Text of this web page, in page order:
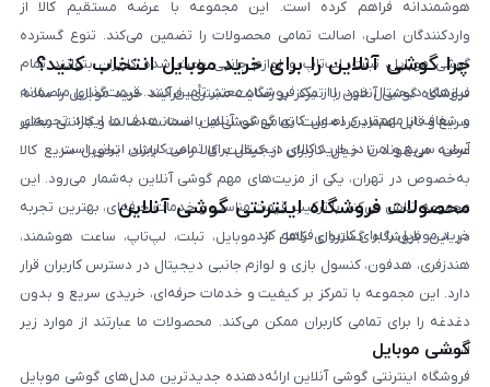
هوشمندانه فراهم کرده است. این مجموعه با عرضه مستقیم کالا از
واردکنندگان اصلی، اصالت تمامی محصولات را تضمین می‌کند. تنوع گسترده
گوشی موبایل، تبلت، لپ‌تاپ و لوازم جانبی باعث شده کاربران بتوانند تمام
نیازهای دیجیتال خود را از یک فروشگاه معتبر تأمین کنند. قیمت‌گذاری منصفانه
و شفاف از مهم‌ترین اصول کاری گوشی آنلاین است. هدف ما ایجاد تجربه‌ای
آسان، سریع و امن در خرید کالای دیجیتال برای تمامی کاربران ایرانی است.
چرا گوشی آنلاین را برای خرید موبایل انتخاب کنید؟
فروشگاه گوشی آنلاین با تمرکز بر رضایت مشتری، فرآیند خرید موبایل را ساده،
سریع و قابل اعتماد کرده است. تمامی گوشی‌ها با ضمانت اصالت و گارانتی معتبر
عرضه می‌شوند تا خیال کاربران از کیفیت کالا راحت باشد. تحویل سریع کالا
به‌خصوص در تهران، یکی از مزیت‌های مهم گوشی آنلاین به‌شمار می‌رود. این
مجموعه تلاش می‌کند با ترکیب قیمت مناسب و خدمات حرفه‌ای، بهترین تجربه
خرید موبایل را برای کاربران فراهم کند.
محصولات فروشگاه اینترنتی گوشی آنلاین
در این فروشگاه گستره‌ای کامل از موبایل، تبلت، لپ‌تاپ، ساعت هوشمند،
هندزفری، هدفون، کنسول بازی و لوازم جانبی دیجیتال در دسترس کاربران قرار
دارد. این مجموعه با تمرکز بر کیفیت و خدمات حرفه‌ای، خریدی سریع و بدون
دغدغه را برای تمامی کاربران ممکن می‌کند. محصولات ما عبارتند از موارد زیر
است:
گوشی موبایل
فروشگاه اینترنتی گوشی آنلاین ارائه‌دهنده جدیدترین مدل‌های گوشی موبایل